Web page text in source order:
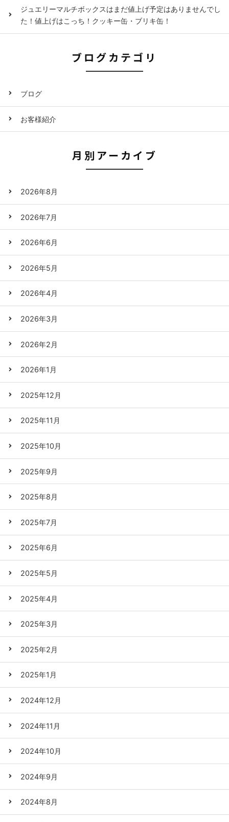
ジュエリーマルチボックスはまだ値上げ予定はありませんでし
た！値上げはこっち！クッキー缶・ブリキ缶！
ブログカテゴリ
ブログ
お客様紹介
月別アーカイブ
2026年8月
2026年7月
2026年6月
2026年5月
2026年4月
2026年3月
2026年2月
2026年1月
2025年12月
2025年11月
2025年10月
2025年9月
2025年8月
2025年7月
2025年6月
2025年5月
2025年4月
2025年3月
2025年2月
2025年1月
2024年12月
2024年11月
2024年10月
2024年9月
2024年8月